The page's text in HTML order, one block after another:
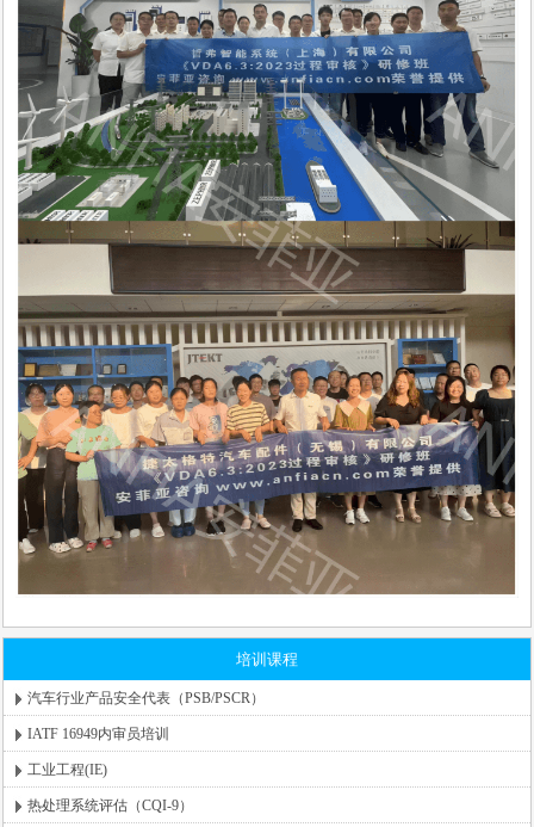
培训课程
汽车行业产品安全代表（PSB/PSCR）
IATF 16949内审员培训
工业工程(IE)
热处理系统评估（CQI-9）